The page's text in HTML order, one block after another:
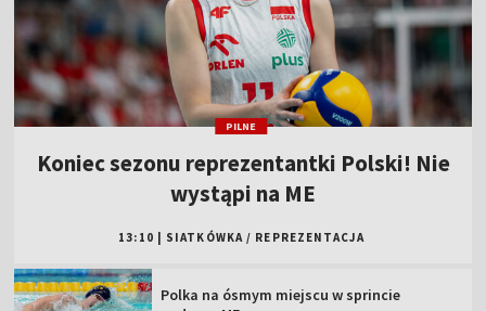
PILNE
Koniec sezonu reprezentantki Polski! Nie
wystąpi na ME
13:10 SIATKÓWKA / REPREZENTACJA
Polka na ósmym miejscu w sprincie